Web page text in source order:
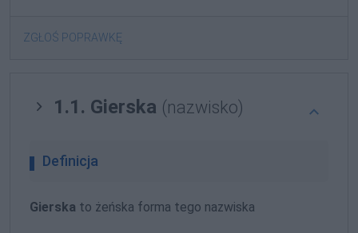
ZGŁOŚ POPRAWKĘ
1.1. Gierska (nazwisko)
Definicja
Gierska to żeńska forma tego nazwiska